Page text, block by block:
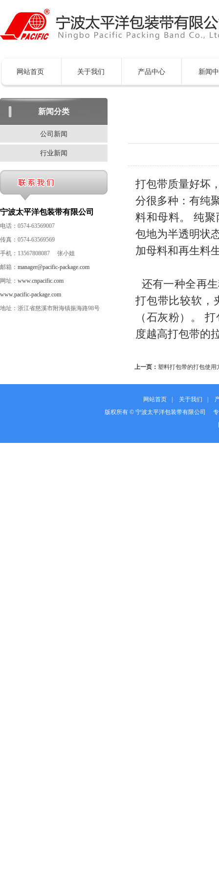
网站首页 关于我们 产品中心 新闻
新闻分类
公司新闻
行业新闻
宁波太平洋包装带有限公司
电话：0574-63569007
传真：0574-63569569
手机：13567808087 张小姐
邮箱： manager@pacific-package.com
网址： www.cnpacific.com
www.pacific-package.com
地址：浙江省慈溪市附海镇振海路98号
打包带质量好坏
分很多种：有纯
料和母料。 纯
包地为半透明状
加母料和再生料
还有一种全再
打包带比较软，
（石灰粉）。
度越高打包带的
上一页： 塑料打包带的打包使用
网站首页 关于我们
版权所有 © 宁波太平洋包装带有限公司 专